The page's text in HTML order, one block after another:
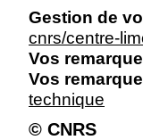
Gestion de
cnrs/centre-
Vos
Vos
technique
© CNRS